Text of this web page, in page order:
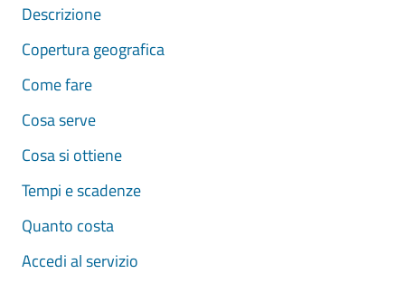
Descrizione
Copertura geografica
Come fare
Cosa serve
Cosa si ottiene
Tempi e scadenze
Quanto costa
Accedi al servizio